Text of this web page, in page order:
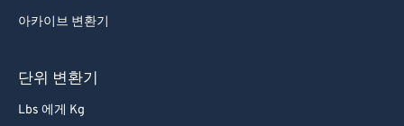
아카이브 변환기
단위 변환기
Lbs 에게 Kg